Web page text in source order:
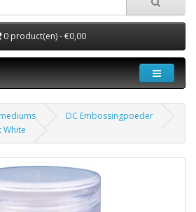
0 product(en) - €0,00
DC Embossingpoeder
White